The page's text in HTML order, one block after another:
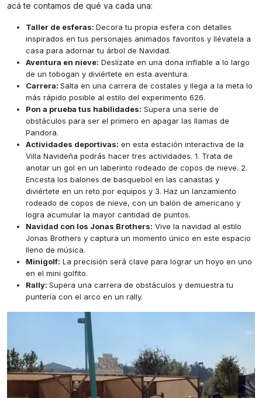
acá te contamos de qué va cada una:
Taller de esferas: Decora tu propia esfera con detalles
inspirados en tus personajes animados favoritos y llévatela a
casa para adornar tu árbol de Navidad.
Aventura en nieve: Deslízate en una dona inflable a lo largo
de un tobogan y diviértete en esta aventura.
Carrera: Salta en una carrera de costales y llega a la meta lo
más rápido posible al estilo del experimento 626.
Pon a prueba tus habilidades: Supera una serie de
obstáculos para ser el primero en apagar las llamas de
Pandora.
Actividades deportivas: en esta estación interactiva de la
Villa Navideña podrás hacer tres actividades. 1. Trata de
anotar un gol en un laberinto rodeado de copos de nieve. 2.
Encesta los balones de basquebol en las canastas y
diviértete en un reto por equipos y 3. Haz un lanzamiento
rodeado de copos de nieve, con un balón de americano y
logra acumular la mayor cantidad de puntos.
Navidad con los Jonas Brothers: Vive la navidad al estilo
Jonas Brothers y captura un momento único en este espacio
lleno de música.
Minigolf: La precisión será clave para lograr un hoyo en uno
en el mini golfito.
Rally: Supera una carrera de obstáculos y demuestra tu
puntería con el arco en un rally.